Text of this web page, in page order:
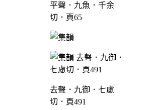
平聲．九魚．千余
切．頁65
去聲．九御．七慮
切．頁491